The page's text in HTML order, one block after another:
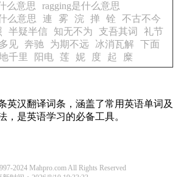
么意思
ragging是什么意思
么意思
連 雾 浣 掸 铨
不古不今
半疑半信 知无不为 支吾其词
礼节
多见 奔驰 为期不远 冰消瓦解 下面
千里 阳电 莲 妮 度 起 糜
英汉翻译词条，涵盖了常用英语单词及
，是英语学习的必备工具。
2024 Mahpro.com All Rights Reserved